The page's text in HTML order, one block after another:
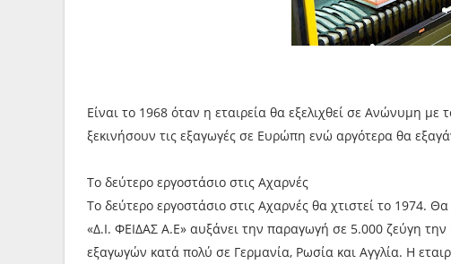
Είναι το 1968 όταν η εταιρεία θα εξελιχθεί σε Ανώνυμη με
ξεκινήσουν τις εξαγωγές σε Ευρώπη ενώ αργότερα θα
Το δεύτερο εργοστάσιο στις Αχαρνές
Το δεύτερο εργοστάσιο στις Αχαρνές θα χτιστεί το 1974.
«Δ.Ι. ΦΕΙΔΑΣ Α.Ε» αυξάνει την παραγωγή σε 5.000 ζεύγη
εξαγωγών κατά πολύ σε Γερμανία, Ρωσία και Αγγλία. Η